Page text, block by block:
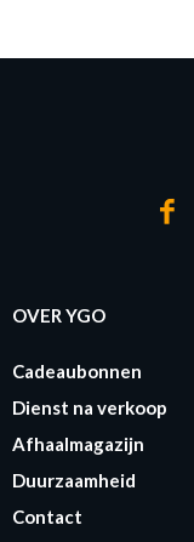
OVER YGO
Cadeaubonnen
Dienst na verkoop
Afhaalmagazijn
Duurzaamheid
Contact